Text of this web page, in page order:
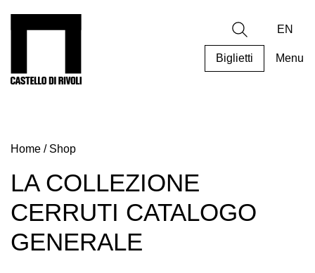
Ricerca EN
Biglietti Menu
Eventi
Archivi
del
Museo
Cosmo
Digitale
Home / Shop
LA COLLEZIONE
CERRUTI CATALOGO
GENERALE